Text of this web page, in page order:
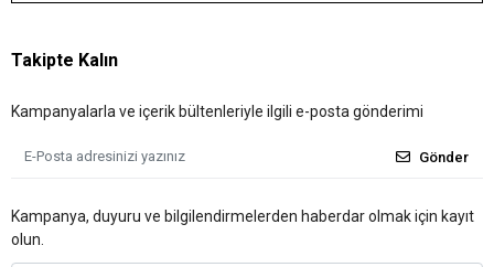
Takipte Kalın
Kampanyalarla ve içerik bültenleriyle ilgili e-posta gönderimi
Gönder
Kampanya, duyuru ve bilgilendirmelerden haberdar olmak için kayıt
olun.